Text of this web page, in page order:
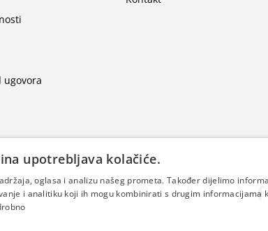
ugovora
upotrebljava kolačiće.
oglasa i analizu našeg prometa. Također dijelimo
i analitiku koji ih mogu kombinirati s drugim informacijama